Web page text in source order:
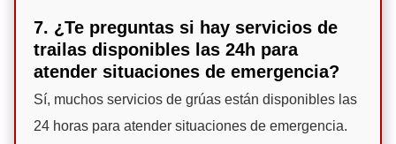
7. ¿Te preguntas si hay servicios de
trailas disponibles las 24h para
atender situaciones de emergencia?
Sí, muchos servicios de grúas están disponibles las
24 horas para atender situaciones de emergencia.